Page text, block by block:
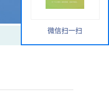
微信扫一扫